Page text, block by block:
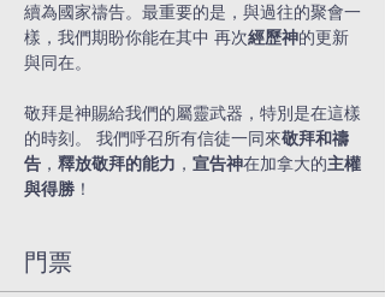
續為國家禱告。最重要的是，與過往的聚會一
樣，我們期盼你能在其中 再次經歷神的更新
與同在。
敬拜是神賜給我們的屬靈武器，特別是在這樣
的時刻。 我們呼召所有信徒一同來敬拜和禱
告 ， 釋放敬拜的能力 ， 宣告神在加拿大的主權
與得勝 ！
門票